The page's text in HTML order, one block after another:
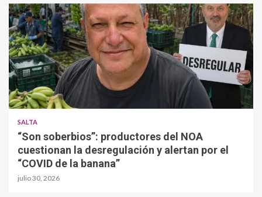
SALTA
“Son soberbios”: productores del NOA
cuestionan la desregulación y alertan por el
“COVID de la banana”
julio 30, 2026